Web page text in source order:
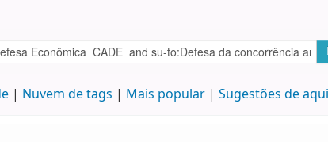
Nuvem de tags Mais popular Sugestões de